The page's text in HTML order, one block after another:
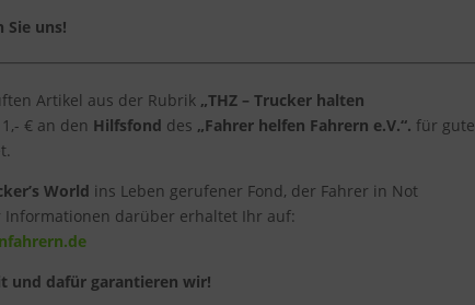
Sie uns!
Artikel aus der Rubrik „THZ – Trucker halten
€ an den Hilfsfond des „Fahrer helfen Fahrern e.V.“. für gute
World ins Leben gerufener Fond, der Fahrer in Not
darüber erhaltet Ihr auf:
und dafür garantieren wir!